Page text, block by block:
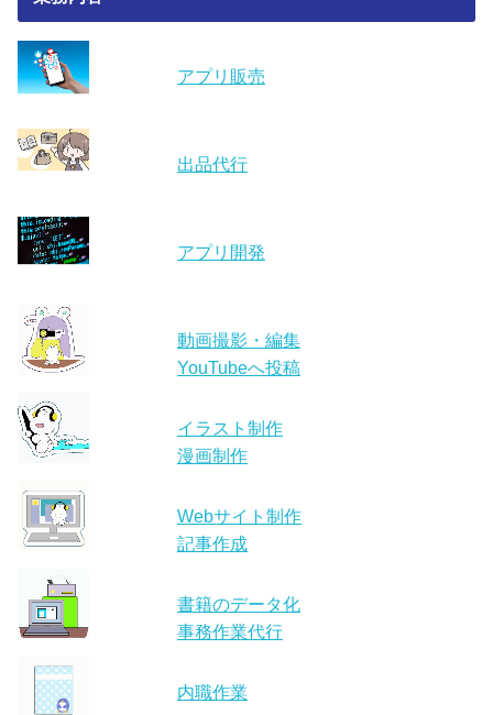
アプリ販売
出品代行
アプリ開発
動画撮影・編集
YouTubeへ投稿
イラスト制作
漫画制作
Webサイト制作
記事作成
書籍のデータ化
事務作業代行
内職作業